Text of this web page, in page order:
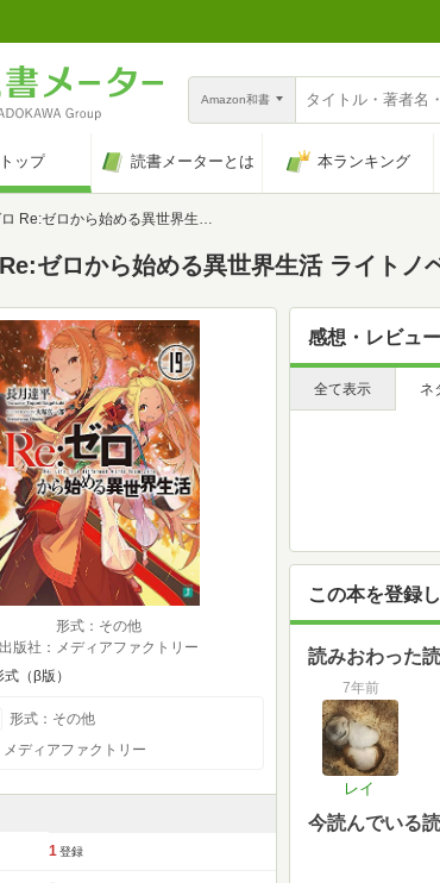
Amazon和書
トップ 読書メーターとは 本ランキング
ゼロから始める異世界生活 ライトノベル 1-19巻セット
ゼロから始める異世界生活 ライトノ
形式：その他
出版社：メディアファクトリー
（β版）
形式：その他
ディアファクトリー
1 登録
感想・レビュー
全て表示 ネ
この本を登録
読みおわった
7年前
レイ
今読んでいる